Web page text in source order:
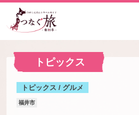
トピックス
トピックス / グルメ
福井市